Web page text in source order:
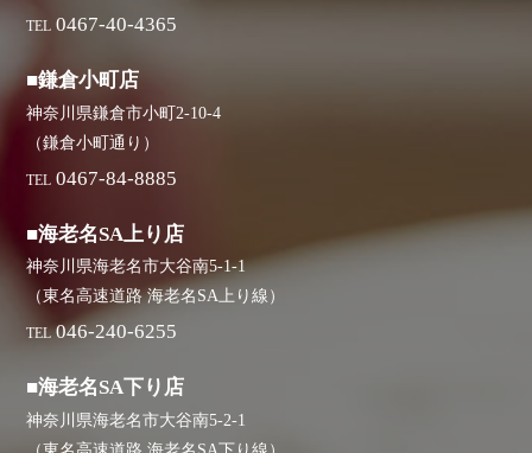
TEL 0467-40-4365
■鎌倉小町店
神奈川県鎌倉市小町2-10-4
（鎌倉小町通り）
TEL 0467-84-8885
■海老名SA上り店
神奈川県海老名市大谷南5-1-1
（東名高速道路 海老名SA上り線）
TEL 046-240-6255
■海老名SA下り店
神奈川県海老名市大谷南5-2-1